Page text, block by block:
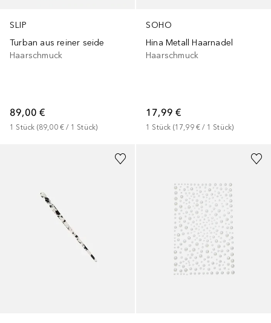
SLIP
Turban aus reiner seide
Haarschmuck
89,00 €
1 Stück (89,00 € / 1 Stück)
SOHO
Hina Metall Haarnadel
Haarschmuck
17,99 €
1 Stück (17,99 € / 1 Stück)